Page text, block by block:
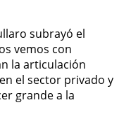
subrayó el
vemos con
la articulación
el sector privado y
grande a la